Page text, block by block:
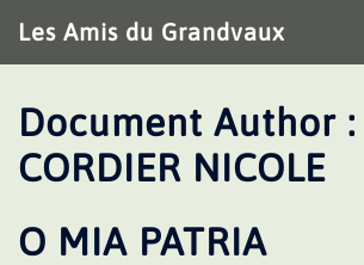
au
contenu
Les Amis du Grandvaux
Document Author :
CORDIER NICOLE
O MIA PATRIA